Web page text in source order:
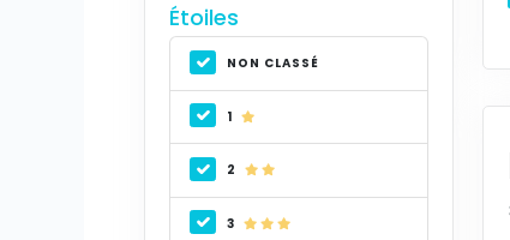
Étoiles
NON CLASSÉ
1
2
3